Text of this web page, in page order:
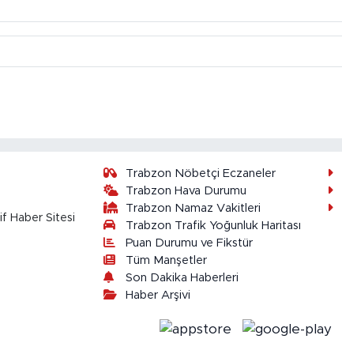
Haber Sitesi
Trabzon Nöbetçi Eczaneler
Trabzon Hava Durumu
Trabzon Namaz Vakitleri
Trabzon Trafik Yoğunluk Haritası
Puan Durumu ve Fikstür
Tüm Manşetler
Son Dakika Haberleri
Haber Arşivi